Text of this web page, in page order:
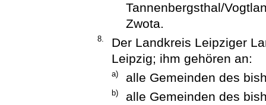
Tannenbergsthal/
Zwota.
8.
Der Landkreis Leipziger
Leipzig; ihm gehören an:
a) alle Gemeinden des
b)
alle Gemeinden des